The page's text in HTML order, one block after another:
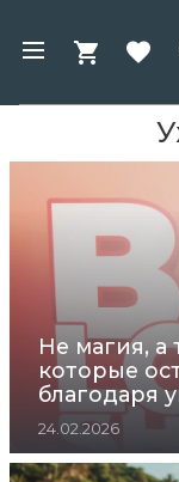
Не магия, а
которые
благодаря
24.02.2026